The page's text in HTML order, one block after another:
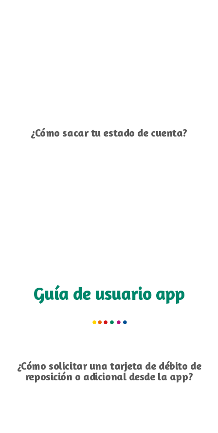
¿Cómo sacar tu estado de cuenta?
Guía de usuario app
¿Cómo solicitar una tarjeta de débito de
reposición o adicional desde la app?